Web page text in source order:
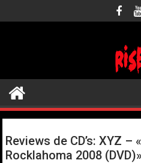
al
Reviews de CD’s: XYZ
Rocklahoma 2008 (DVD)»